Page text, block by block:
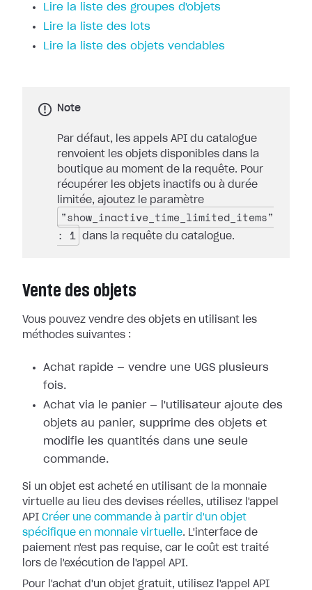
Lire la liste des groupes d'objets
Lire la liste des lots
Lire la liste des objets vendables
Note
Par défaut, les appels API du catalogue
renvoient les objets disponibles dans la
boutique au moment de la requête. Pour
récupérer les objets inactifs ou à durée
limitée, ajoutez le paramètre
"show_inactive_time_limited_items"
: 1
dans la requête du catalogue.
Vente des objets
Vous pouvez vendre des objets en utilisant les
méthodes suivantes :
Achat rapide — vendre une UGS plusieurs
fois.
Achat via le panier — l'utilisateur ajoute des
objets au panier, supprime des objets et
modifie les quantités dans une seule
commande.
Si un objet est acheté en utilisant de la monnaie
virtuelle au lieu des devises réelles, utilisez l'appel
API Créer une commande à partir d'un objet
spécifique en monnaie virtuelle. L'interface de
paiement n'est pas requise, car le coût est traité
lors de l'exécution de l'appel API.
Pour l'achat d'un objet gratuit, utilisez l'appel API